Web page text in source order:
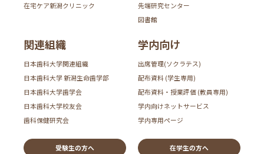
在宅ケア新潟クリニック
先端研究センター
図書館
関連組織
日本歯科大学関連組織
日本歯科大学 新潟生命歯学部
日本歯科大学歯学会
日本歯科大学校友会
歯科保健研究会
学内向け
出席管理(ソクラテス)
配布資料 (学生専用)
配布資料・授業評価 (教員専用)
学内向けネットサービス
学内専用ページ
受験生の方へ 在学生の方へ